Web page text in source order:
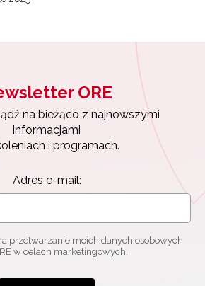
ORE
na bieżąco z najnowszymi
informacjami
i programach.
Adres e-mail:
przetwarzanie moich danych osobowych
w celach marketingowych.